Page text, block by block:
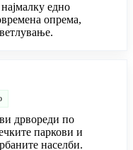
едно
опрема,
дрвореди по
паркови и
населби.